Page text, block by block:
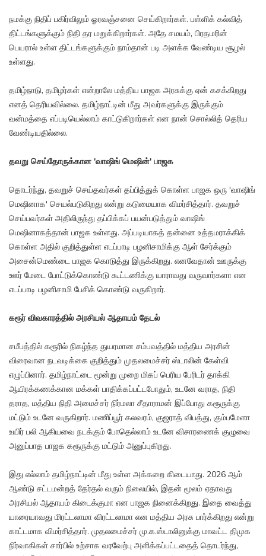
நமக்கு நிதிப் பகிர்விலும் ஓரவஞ்சனை செய்கிறார்கள். பள்ளிக் கல்வித்
திட்டங்களுக்கும் நிதி தர மறுக்கிறார்கள். அதே சமயம், பிரதமரின்
பெயரால் உள்ள திட்டங்களுக்கும் நாம்தான் படி அளக்க வேண்டிய சூழல்
உள்ளது.
தமிழ்நாடு, தமிழர்கள் என்றாலே மத்திய பாஜக அரசுக்கு ஏன் கசக்கிறது
எனத் தெரியவில்லை. தமிழ்நாட்டின் மீது அவர்களுக்கு இருக்கும்
வன்மத்தை எப்படியெல்லாம் காட்டுகிறார்கள் என நான் சொல்லித் தெரிய
வேண்டியதில்லை.
தவறு செய்தோருக்கான 'வாஷிங் மெஷின்' பாஜக
தொடர்ந்து, தவறுச் செய்தவர்கள் தப்பித்துக் கொள்ள பாஜக ஒரு 'வாஷிங்
மெஷினாக' செயல்படுகிறது என்று கடுமையாக விமர்சித்தார். தவறுச்
செய்பவர்கள் அதிலிருந்து தப்பிக்கப் பயன்படுத்தும் வாஷிங்
மெஷினாகத்தான் பாஜக உள்ளது. அப்படியாகத் தன்னை உத்தமராக்கிக்
கொள்ள அதில் குறித்துள்ள எடப்பாடி பழனிசாமிக்கு ஆள் சேர்க்கும்
அசைன்மெண்டை பாஜக கொடுத்து இருக்கிறது. எனவேதான் ஊருக்கு
ஊர் மேடை போட்டுக்கொண்டு கூட்டணிக்கு யாராவது வருவார்களா என
எடப்பாடி பழனிசாமி பேசிக் கொண்டு வருகிறார்.
கரூர் விவகாரத்தில் அரசியல் ஆதாயம் தேடல்
சமீபத்தில் கரூரில் நிகழ்ந்த துயரமான சம்பவத்தில் மத்திய அரசின்
விரைவான நடவடிக்கை குறித்தும் முதலமைச்சர் ஸ்டாலின் கேள்வி
எழுப்பினார். தமிழ்நாட்டை மூன்று முறை மிகப் பெரிய பேரிடர் தாக்கி
ஆயிரக்கணக்கான மக்கள் பாதிக்கப்பட்டபோதும், உடனே வராத, நிதி
தராத, மத்திய நிதி அமைச்சர் நிர்மலா சீதாராமன் இப்போது கரூருக்கு
மட்டும் உடனே வருகிறார். மணிப்பூர் கலவரம், குஜராத் விபத்து, கும்பமேளா
உயிர் பலி ஆகியவை நடக்கும் போதெல்லாம் உடனே விசாரணைக் குழுவை
அனுப்பாத பாஜக கரூருக்கு மட்டும் அனுப்புகிறது.
இது எல்லாம் தமிழ்நாட்டின் மீது உள்ள அக்கறை கிடையாது. 2026 ஆம்
ஆண்டு சட்டமன்றத் தேர்தல் வரும் நிலையில், இதன் மூலம் ஏதாவது
அரசியல் ஆதாயம் கிடைக்குமா என பாஜக நினைக்கிறது. இதை வைத்து
யாரையாவது மிரட்டலாமா விரட்டலாமா என மத்திய அரசு பார்க்கிறது என்று
காட்டமாக விமர்சித்தார். முதலமைச்சர் மு.க.ஸ்டாலினுக்கு மாவட்ட திமுக
நிர்வாகிகள் சார்பில் உற்சாக வரவேற்பு அளிக்கப்பட்டதைத் தொடர்ந்து,